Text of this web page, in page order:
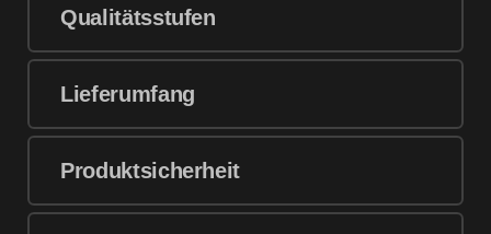
Qualitätsstufen
Lieferumfang
Produktsicherheit